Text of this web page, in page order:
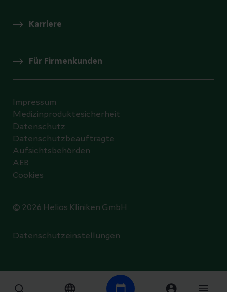
Karriere
Für Firmenkunden
© 2026 Helios Kliniken GmbH
Impressum
Medizinproduktesicherheit
Datenschutz
Datenschutzbeauftragte
Aufsichtsbehörden
AEB
Cookies
Datenschutzeinstellungen